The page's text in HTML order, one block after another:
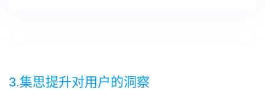
3.集思提升对用户的洞察